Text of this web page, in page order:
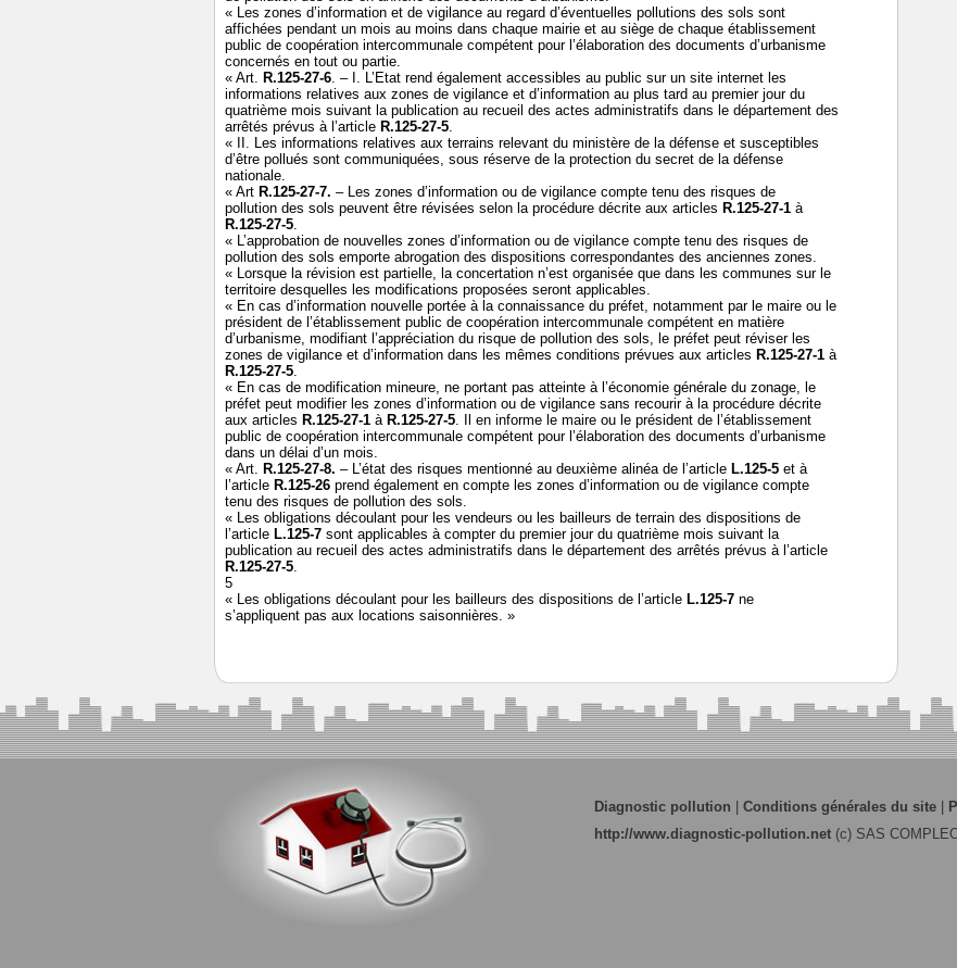
« Les zones d’information et de vigilance au regard d’éventuelles pollutions des sols sont
affichées pendant un mois au moins dans chaque mairie et au siège de chaque établissement
public de coopération intercommunale compétent pour l’élaboration des documents d’urbanisme
concernés en tout ou partie.
« Art. R.125-27-6. – I. L’Etat rend également accessibles au public sur un site internet les
informations relatives aux zones de vigilance et d’information au plus tard au premier jour du
quatrième mois suivant la publication au recueil des actes administratifs dans le département des
arrêtés prévus à l’article R.125-27-5.
« II. Les informations relatives aux terrains relevant du ministère de la défense et susceptibles
d’être pollués sont communiquées, sous réserve de la protection du secret de la défense
nationale.
« Art R.125-27-7. – Les zones d’information ou de vigilance compte tenu des risques de
pollution des sols peuvent être révisées selon la procédure décrite aux articles R.125-27-1 à
R.125-27-5.
« L’approbation de nouvelles zones d’information ou de vigilance compte tenu des risques de
pollution des sols emporte abrogation des dispositions correspondantes des anciennes zones.
« Lorsque la révision est partielle, la concertation n’est organisée que dans les communes sur le
territoire desquelles les modifications proposées seront applicables.
« En cas d’information nouvelle portée à la connaissance du préfet, notamment par le maire ou le
président de l’établissement public de coopération intercommunale compétent en matière
d’urbanisme, modifiant l’appréciation du risque de pollution des sols, le préfet peut réviser les
zones de vigilance et d’information dans les mêmes conditions prévues aux articles R.125-27-1 à
R.125-27-5.
« En cas de modification mineure, ne portant pas atteinte à l’économie générale du zonage, le
préfet peut modifier les zones d’information ou de vigilance sans recourir à la procédure décrite
aux articles R.125-27-1 à R.125-27-5. Il en informe le maire ou le président de l’établissement
public de coopération intercommunale compétent pour l’élaboration des documents d’urbanisme
dans un délai d’un mois.
« Art. R.125-27-8. – L’état des risques mentionné au deuxième alinéa de l’article L.125-5 et à
l’article R.125-26 prend également en compte les zones d’information ou de vigilance compte
tenu des risques de pollution des sols.
« Les obligations découlant pour les vendeurs ou les bailleurs de terrain des dispositions de
l’article L.125-7 sont applicables à compter du premier jour du quatrième mois suivant la
publication au recueil des actes administratifs dans le département des arrêtés prévus à l’article
R.125-27-5.
5
« Les obligations découlant pour les bailleurs des dispositions de l’article L.125-7 ne
s’appliquent pas aux locations saisonnières. »
Diagnostic pollution Conditions générales du site
http://www.diagnostic-pollution.net (c) SAS